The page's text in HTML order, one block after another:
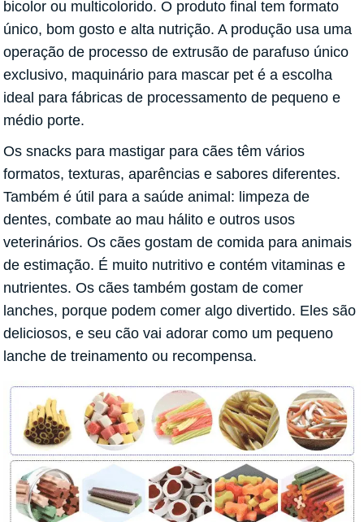
bicolor ou multicolorido. O produto final tem formato
único, bom gosto e alta nutrição. A produção usa uma
operação de processo de extrusão de parafuso único
exclusivo, maquinário para mascar pet é a escolha
ideal para fábricas de processamento de pequeno e
médio porte.
Os snacks para mastigar para cães têm vários
formatos, texturas, aparências e sabores diferentes.
Também é útil para a saúde animal: limpeza de
dentes, combate ao mau hálito e outros usos
veterinários. Os cães gostam de comida para animais
de estimação. É muito nutritivo e contém vitaminas e
nutrientes. Os cães também gostam de comer
lanches, porque podem comer algo divertido. Eles são
deliciosos, e seu cão vai adorar como um pequeno
lanche de treinamento ou recompensa.